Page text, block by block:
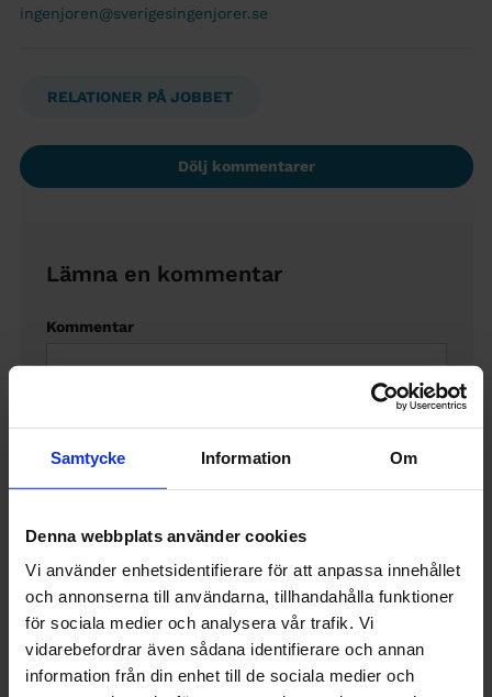
Samtycke Information Om
Denna webbplats använder cookies
Vi använder enhetsidentifierare för att anpassa innehållet
och annonserna till användarna, tillhandahålla funktioner
för sociala medier och analysera vår trafik. Vi
vidarebefordrar även sådana identifierare och annan
information från din enhet till de sociala medier och
ingenjoren@sverigesingenjorer.se
RELATIONER PÅ JOBBET
Dölj kommentarer
Lämna en kommentar
Kommentar
Namn(Visas offentligt)
Email(Visas inte offentligt)